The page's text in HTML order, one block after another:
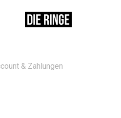
& Zahlungen